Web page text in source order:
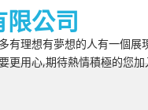
限公司
有理想有夢想的人有一個
更用心,期待熱情積極的您